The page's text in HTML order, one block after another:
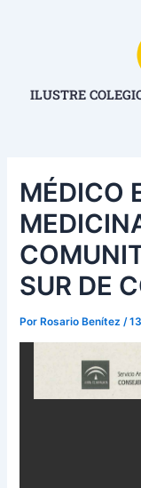
ILUSTRE
MÉDICO
SUR DE
PorRosario Benítez /